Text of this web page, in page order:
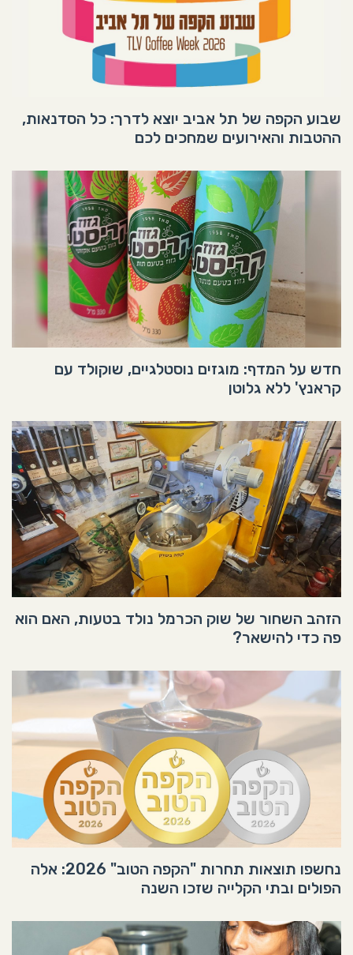
שבוע הקפה של תל אביב יוצא לדרך: כל הסדנאות,
ההטבות והאירועים שמחכים לכם
חדש על המדף: מוגזים נוסטלגיים, שוקולד עם
קראנץ' ללא גלוטן
הזהב השחור של שוק הכרמל נולד בטעות, האם הוא
פה כדי להישאר?
נחשפו תוצאות תחרות "הקפה הטוב" 2026: אלה
הפולים ובתי הקלייה שזכו השנה